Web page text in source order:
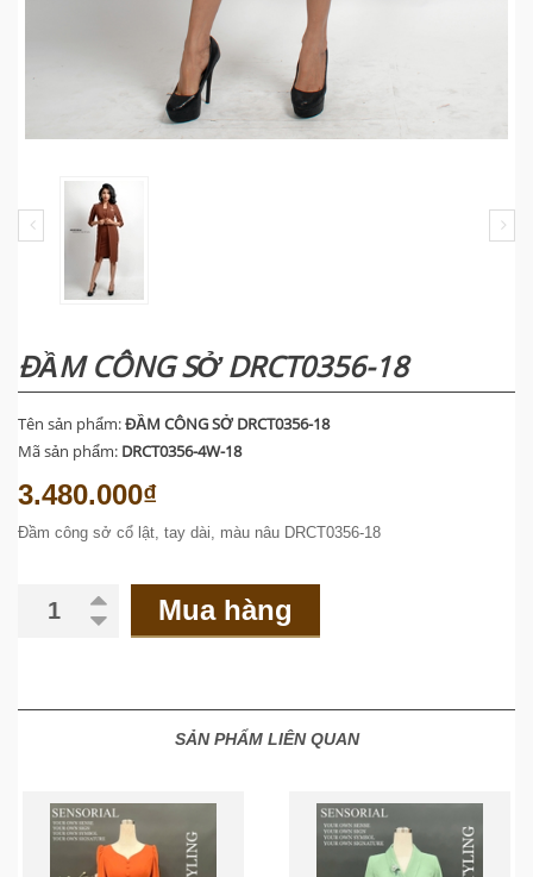
ĐẦM CÔNG SỞ DRCT0356-18
Tên sản phẩm:ĐẦM CÔNG SỞ DRCT0356-18
Mã sản phẩm: DRCT0356-4W-18
3.480.000₫
Đầm công sở cổ lật, tay dài, màu nâu DRCT0356-18
Mua hàng
SẢN PHẨM LIÊN QUAN